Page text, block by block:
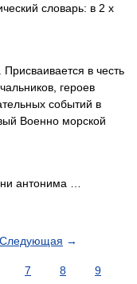
словарь: в 2 х
в честь
героев
событий в
Военно морской
антонима …
Следующая →
7 8
9